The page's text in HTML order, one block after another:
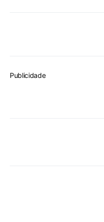
Publicidade